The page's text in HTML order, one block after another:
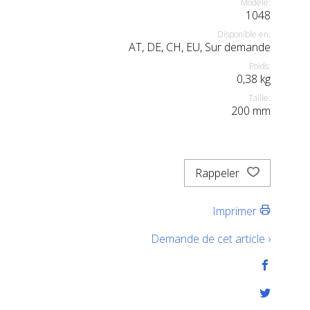
Modèle:
1048
Disponible en:
AT, DE, CH, EU, Sur demande
Poids:
0,38 kg
Taille:
200 mm
Rappeler
Imprimer
Demande de cet article ›